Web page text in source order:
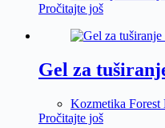
Pročitajte još
Gel za
Kozmetika Forest
Pročitajte još